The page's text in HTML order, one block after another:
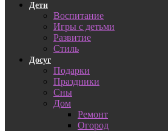
Дети
Воспитание
Игры с детьми
Развитие
Стиль
Досуг
Подарки
Праздники
Сны
Дом
Ремонт
Огород